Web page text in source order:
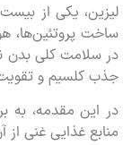
یکی از بیست
پروتئین‌ها،
کلی بدن نقش
و تقویت
مقدمه، به
غذایی غنی از آن